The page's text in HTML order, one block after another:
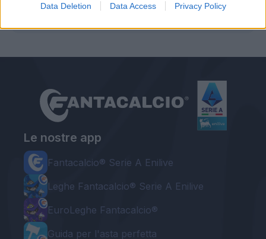
Data Deletion Data Access Privacy Policy
Redazione Fantacalcio.it
Le nostre app
Fantacalcio® Serie A Enilive
Leghe Fantacalcio® Serie A Enilive
EuroLeghe Fantacalcio®
Guida per l'asta perfetta